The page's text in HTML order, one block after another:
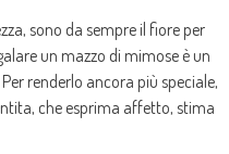
sono da sempre il fiore per
un mazzo di mimose è un
renderlo ancora più speciale,
che esprima affetto, stima